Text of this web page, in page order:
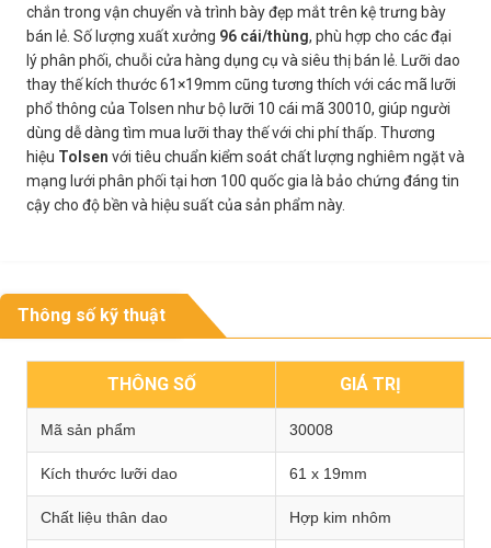
chắn trong vận chuyển và trình bày đẹp mắt trên kệ trưng bày
bán lẻ. Số lượng xuất xưởng 96 cái/thùng, phù hợp cho các đại
lý phân phối, chuỗi cửa hàng dụng cụ và siêu thị bán lẻ. Lưỡi dao
thay thế kích thước 61×19mm cũng tương thích với các mã lưỡi
phổ thông của Tolsen như bộ lưỡi 10 cái mã 30010, giúp người
dùng dễ dàng tìm mua lưỡi thay thế với chi phí thấp. Thương
hiệu Tolsen với tiêu chuẩn kiểm soát chất lượng nghiêm ngặt và
mạng lưới phân phối tại hơn 100 quốc gia là bảo chứng đáng tin
cậy cho độ bền và hiệu suất của sản phẩm này.
Thông số kỹ thuật
THÔNG SỐ GIÁ TRỊ
Mã sản phẩm 30008
Kích thước lưỡi dao 61 x 19mm
Chất liệu thân dao Hợp kim nhôm